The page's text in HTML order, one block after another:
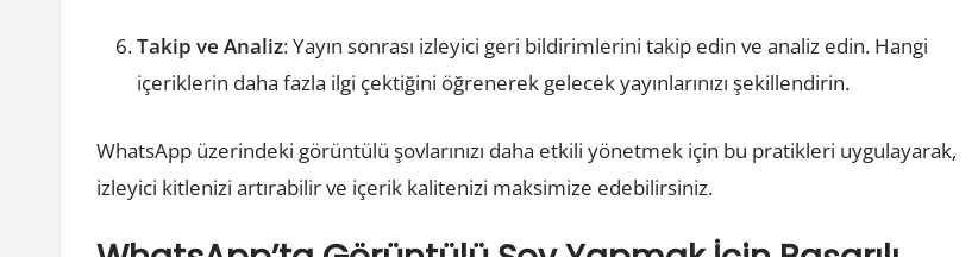
Takip ve Analiz: Yayın sonrası izleyici geri bildirimlerini takip edin ve analiz edin. Hangi
içeriklerin daha fazla ilgi çektiğini öğrenerek gelecek yayınlarınızı şekillendirin.
WhatsApp üzerindeki görüntülü şovlarınızı daha etkili yönetmek için bu pratikleri uygulayarak,
izleyici kitlenizi artırabilir ve içerik kalitenizi maksimize edebilirsiniz.